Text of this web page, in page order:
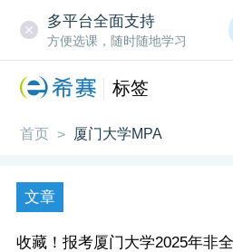
多平台全面支持
方便选课，随时随地学习
标签
首页 > 厦门大学MPA
文章